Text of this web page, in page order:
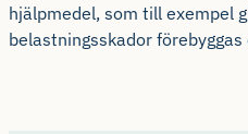
hjälpmedel, som till exempel
belastningsskador